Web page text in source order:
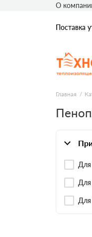
Поставка
О
Главная
Для
Для
Для